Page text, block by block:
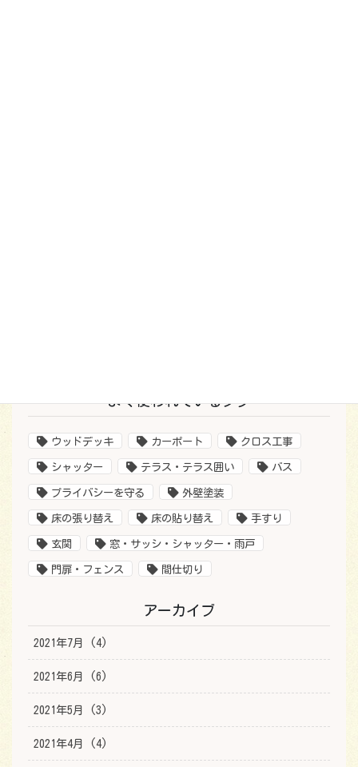
よく使われているタグ
ウッドデッキ カーポート クロス工事
シャッター テラス・テラス囲い バス
プライバシーを守る 外壁塗装
床の張り替え 床の貼り替え 手すり
玄関 窓・サッシ・シャッター・雨戸
門扉・フェンス 間仕切り
アーカイブ
2021年7月 (4)
2021年6月 (6)
2021年5月 (3)
2021年4月 (4)